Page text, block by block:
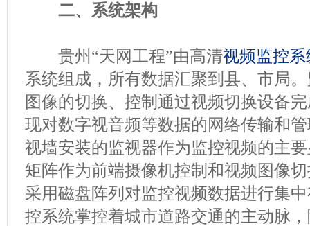
二、系统架构
贵州“天网工程”由高清视频监控系
系统组成，所有数据汇聚到县、市局
图像的切换、控制通过视频切换设备
现对数字视音频等数据的网络传输和
视墙安装的监视器作为监控视频的主
矩阵作为前端摄像机控制和视频图像
采用磁盘阵列对监控视频数据进行集
控系统掌控着城市道路交通的主动脉